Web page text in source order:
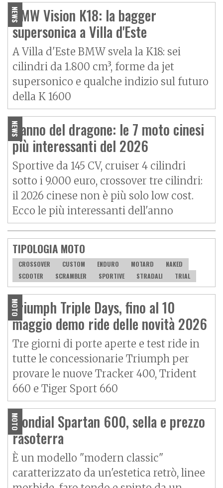
NEWS
BMW Vision K18: la bagger
supersonica a Villa d'Este
A Villa d'Este BMW svela la K18: sei
cilindri da 1.800 cm³, forme da jet
supersonico e qualche indizio sul futuro
della K 1600
NEWS
L'anno del dragone: le 7 moto cinesi
più interessanti del 2026
Sportive da 145 CV, cruiser 4 cilindri
sotto i 9.000 euro, crossover tre cilindri:
il 2026 cinese non è più solo low cost.
Ecco le più interessanti dell'anno
TIPOLOGIA MOTO
CROSSOVER CUSTOM ENDURO MOTARD
NAKED
SCOOTER
SCRAMBLER SPORTIVE STRADALI TRIAL
MOTO
Triumph Triple Days, fino al 10
maggio demo ride delle novità 2026
Tre giorni di porte aperte e test ride in
tutte le concessionarie Triumph per
provare le nuove Tracker 400, Trident
660 e Tiger Sport 660
MOTO
Mondial Spartan 600, sella e prezzo
rasoterra
È un modello "modern classic"
caratterizzato da un'estetica retrò, linee